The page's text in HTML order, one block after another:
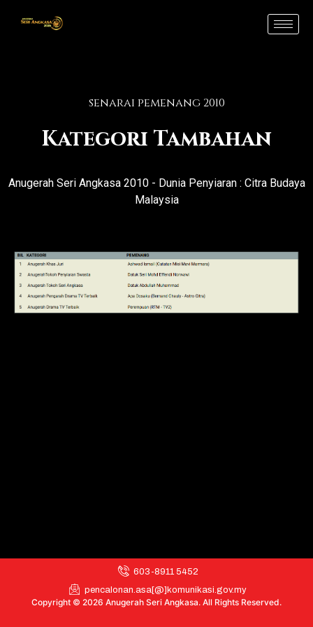
senarai pemenang 2010
Kategori Tambahan
Anugerah Seri Angkasa 2010 - Dunia Penyiaran : Citra Budaya
Malaysia
603-8911 5452
pencalonan.asa[@]komunikasi.gov.my
Copyright © 2026 Anugerah Seri Angkasa. All Rights Reserved.